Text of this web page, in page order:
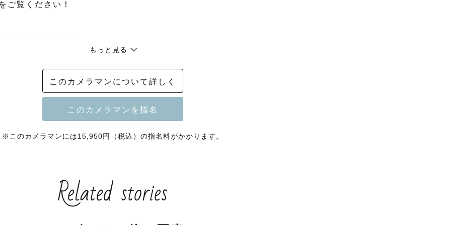
ご覧ください！
に寄り添ってたくさんお話をしながら、
ていくような…
したときに色んなことを思い出して話のキッカケになるような…
写真に残していきます！
もっと見る
このカメラマンについて詳しく
※このカメラマンには15,950円（税込）の指名料がかかります。
Related stories